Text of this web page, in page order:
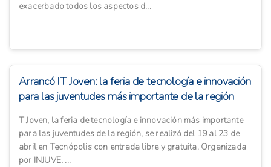
exacerbado todos los aspectos d...
Arrancó IT Joven: la feria de tecnología e innovación
para las juventudes más importante de la región
T Joven, la feria de tecnología e innovación más importante
para las juventudes de la región, se realizó del 19 al 23 de
abril en Tecnópolis con entrada libre y gratuita. Organizada
por INJUVE, ...